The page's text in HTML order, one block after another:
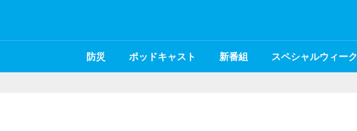
防災 ポッドキャスト 新番組 スペシャルウィーク